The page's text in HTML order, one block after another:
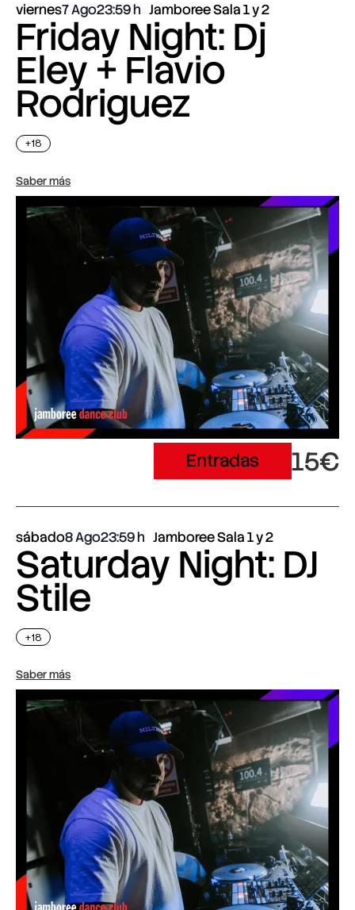
viernes7 Ago23:59 Jamboree Sala 1 y 2
Friday Night: Dj
Eley + Flavio
Rodriguez
+18
Saber más
Entradas 15€
sábado8 Ago23:59 Jamboree Sala 1 y 2
Saturday Night: DJ
Stile
+18
Saber más